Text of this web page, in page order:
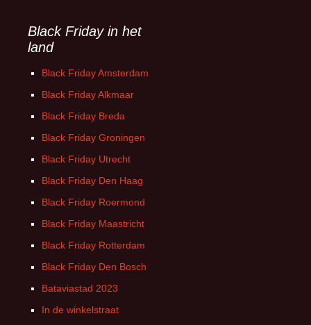
Black Friday in het
land
Black Friday Amsterdam
Black Friday Alkmaar
Black Friday Breda
Black Friday Groningen
Black Friday Utrecht
Black Friday Den Haag
Black Friday Roermond
Black Friday Maastricht
Black Friday Rotterdam
Black Friday Den Bosch
Bataviastad 2023
In de winkelstraat